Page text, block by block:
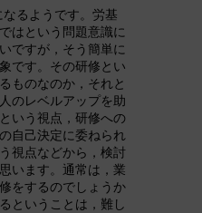
るようです。労基
はという問題意識に
ですが，そう簡単に
です。その研修とい
ものなのか，それと
のレベルアップを助
いう視点，研修への
自己決定に委ねられ
視点などから，検討
います。通常は，業
をするのでしょうか
ということは，難し